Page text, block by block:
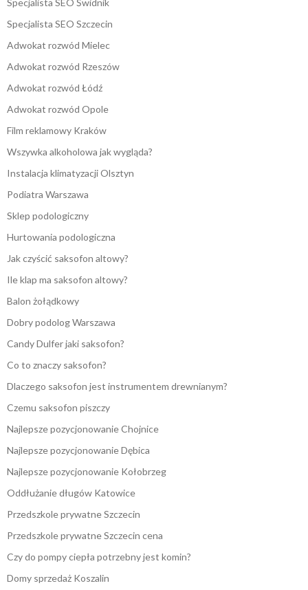
Specjalista SEO Szczecin
Adwokat rozwód Mielec
Adwokat rozwód Rzeszów
Adwokat rozwód Łódź
Adwokat rozwód Opole
Film reklamowy Kraków
Wszywka alkoholowa jak wygląda?
Instalacja klimatyzacji Olsztyn
Podiatra Warszawa
Sklep podologiczny
Hurtowania podologiczna
Jak czyścić saksofon altowy?
Ile klap ma saksofon altowy?
Balon żołądkowy
Dobry podolog Warszawa
Candy Dulfer jaki saksofon?
Co to znaczy saksofon?
Dlaczego saksofon jest instrumentem drewnianym?
Czemu saksofon piszczy
Najlepsze pozycjonowanie Chojnice
Najlepsze pozycjonowanie Dębica
Najlepsze pozycjonowanie Kołobrzeg
Oddłużanie długów Katowice
Przedszkole prywatne Szczecin
Przedszkole prywatne Szczecin cena
Czy do pompy ciepła potrzebny jest komin?
Domy sprzedaż Koszalin